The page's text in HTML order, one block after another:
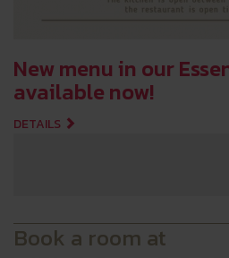
New menu in our
available now!
DETAILS
Book a room at